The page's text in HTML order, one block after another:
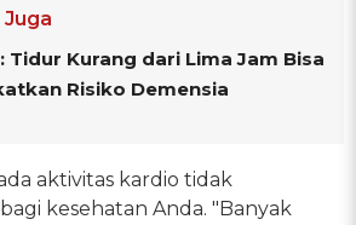
Juga
Tidur Kurang dari Lima Jam Bisa
Risiko Demensia
aktivitas kardio tidak
kesehatan Anda. "Banyak